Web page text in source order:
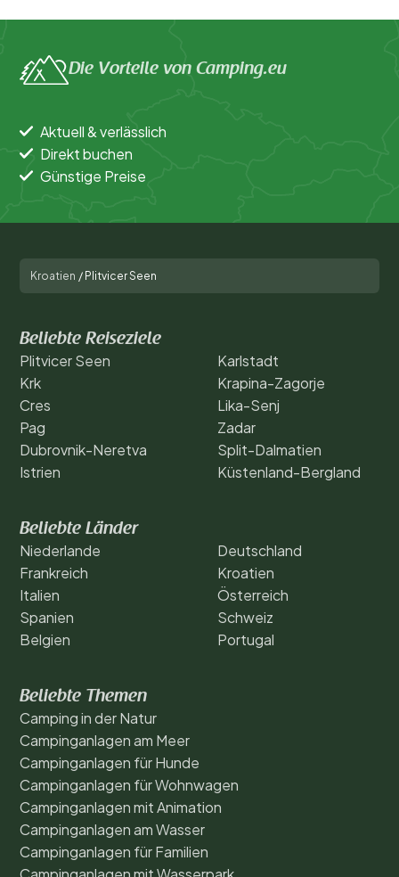
Die Vorteile von Camping.eu
Aktuell & verlässlich
Direkt buchen
Günstige Preise
Kroatien / Plitvicer Seen
Beliebte Reiseziele
Plitvicer Seen
Krk
Cres
Pag
Dubrovnik-Neretva
Istrien
Karlstadt
Krapina-Zagorje
Lika-Senj
Zadar
Split-Dalmatien
Küstenland-Bergland
Beliebte Länder
Niederlande
Frankreich
Italien
Spanien
Belgien
Deutschland
Kroatien
Österreich
Schweiz
Portugal
Beliebte Themen
Camping in der Natur
Campinganlagen am Meer
Campinganlagen für Hunde
Campinganlagen für Wohnwagen
Campinganlagen mit Animation
Campinganlagen am Wasser
Campinganlagen für Familien